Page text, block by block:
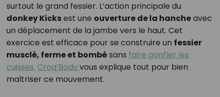
surtout le grand fessier. L’action principale du
donkey Kicksest une ouverture de la hancheavec
un déplacement de la jambe vers le haut. Cet
exercice est efficace pour se construire un fessier
musclé, ferme et bombésans faire gonfler les
cuisses. Croq’Bodyvous explique tout pour bien
maîtriser ce mouvement.